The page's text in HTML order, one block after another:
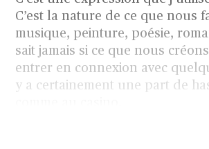
C’est la nature de ce que nous
musique, peinture, poésie,
sait jamais si ce que nous
entrer en connexion avec
y a certainement une part de